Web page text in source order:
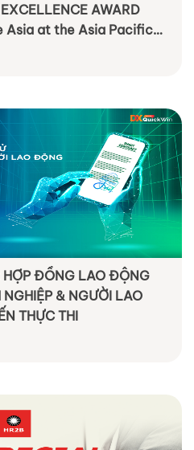
AWARD
Asia at the Asia Pacific
Vietnam
HỢP ĐỒNG LAO ĐỘNG
& NGƯỜI LAO
THỰC THI